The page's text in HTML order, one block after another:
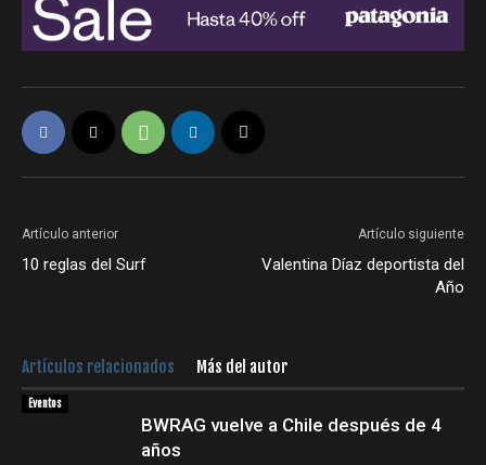
Artículo anterior
10 reglas del Surf
Artículo siguiente
Valentina Díaz deportista del
Año
Artículos relacionados Más del autor
Eventos
BWRAG vuelve a Chile después de 4
años